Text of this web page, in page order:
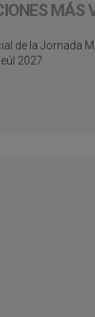
MÁS
de la Jornada
2027